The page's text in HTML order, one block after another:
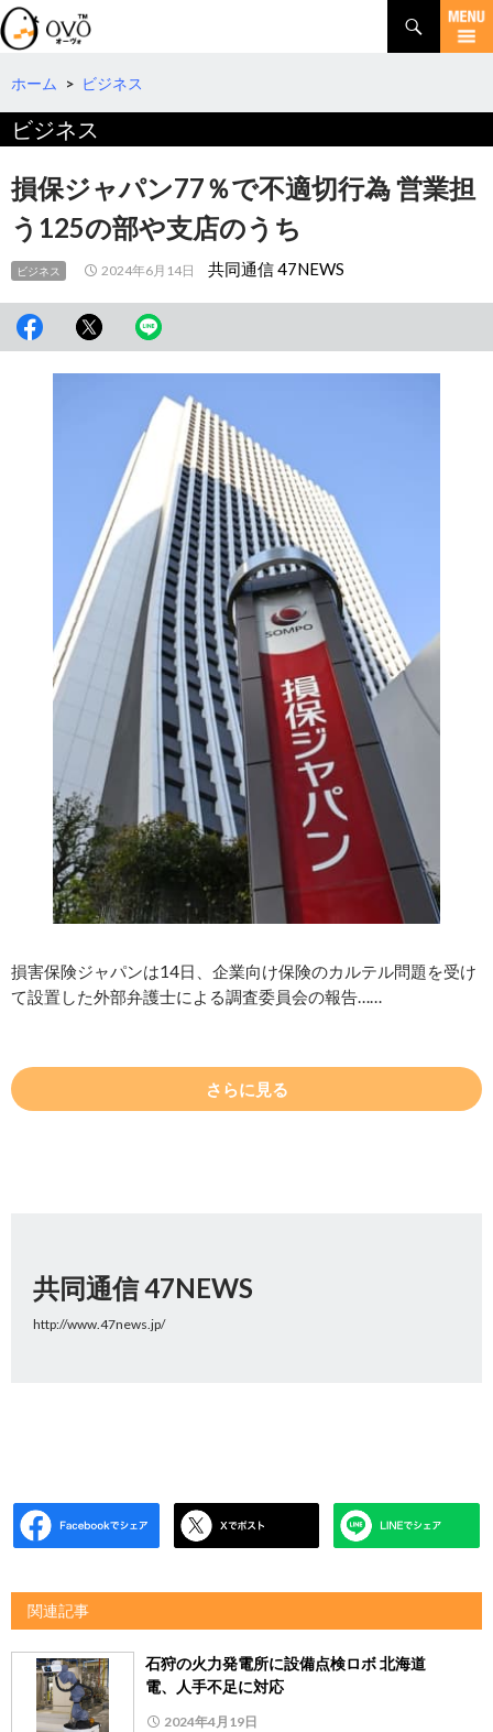
検
索
コ
テ
へ
動
ホーム > ビジネス
ビジネス
損保ジャパン77％で不適切行為 営業担
う125の部や支店のうち
ビジネス 2024年6月14日 共同通信 47NEWS
損害保険ジャパンは14日、企業向け保険のカルテル問題を受け
て設置した外部弁護士による調査委員会の報告……
さらに見る
共同通信 47NEWS
http://www.47news.jp/
関連記事
石狩の火力発電所に設備点検ロボ 北海道
電、人手不足に対応
2024年4月19日